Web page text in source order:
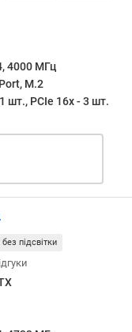
4000 МГц
M.2
шт., PCIe 16x - 3 шт.
без підсвітки